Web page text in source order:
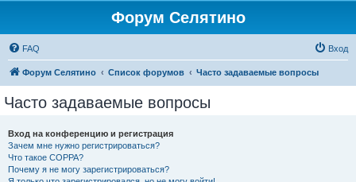
Форум Селятино
FAQ Вход
Форум Селятино Список форумов Часто задаваемые вопросы
Часто задаваемые вопросы
Вход на конференцию и регистрация
Зачем мне нужно регистрироваться?
Что такое COPPA?
Почему я не могу зарегистрироваться?